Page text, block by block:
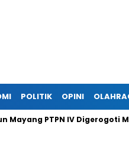
POLITIK OPINI
PTPN IV Digerogoti Maling,